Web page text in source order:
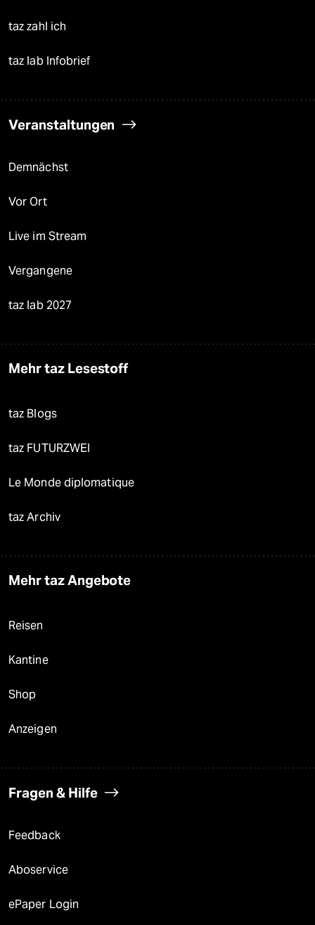
taz zahl ich
taz lab Infobrief
Veranstaltungen
Demnächst
Vor Ort
Live im Stream
Vergangene
taz lab 2027
Mehr taz Lesestoff
taz Blogs
taz FUTURZWEI
Le Monde diplomatique
taz Archiv
Mehr taz Angebote
Reisen
Kantine
Shop
Anzeigen
Fragen & Hilfe
Feedback
Aboservice
ePaper Login